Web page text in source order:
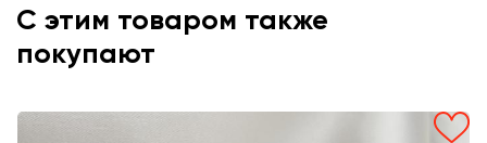
С этим товаром также
покупают